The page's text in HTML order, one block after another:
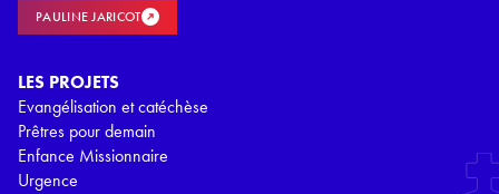
PAULINE JARICOT
LES PROJETS
Evangélisation et catéchèse
Prêtres pour demain
Enfance Missionnaire
Urgence